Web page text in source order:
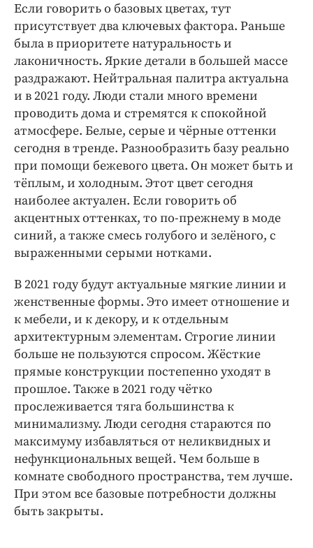
Работодатель года
Если говорить о базовых цветах, тут
присутствует два ключевых фактора. Раньше
была в приоритете натуральность и
лаконичность. Яркие детали в большей массе
раздражают. Нейтральная палитра актуальна
и в 2021 году. Люди стали много времени
проводить дома и стремятся к спокойной
атмосфере. Белые, серые и чёрные оттенки
сегодня в тренде. Разнообразить базу реально
при помощи бежевого цвета. Он может быть и
тёплым, и холодным. Этот цвет сегодня
наиболее актуален. Если говорить об
акцентных оттенках, то по-прежнему в моде
синий, а также смесь голубого и зелёного, с
выраженными серыми нотками.
В 2021 году будут актуальные мягкие линии и
женственные формы. Это имеет отношение и
к мебели, и к декору, и к отдельным
архитектурным элементам. Строгие линии
больше не пользуются спросом. Жёсткие
прямые конструкции постепенно уходят в
прошлое. Также в 2021 году чётко
прослеживается тяга большинства к
минимализму. Люди сегодня стараются по
максимуму избавляться от неликвидных и
нефункциональных вещей. Чем больше в
комнате свободного пространства, тем лучше.
При этом все базовые потребности должны
быть закрыты.